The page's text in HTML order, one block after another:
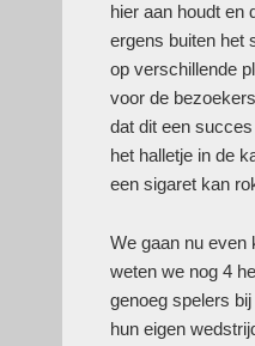
hier aan houdt en
ergens buiten het
op verschillende
voor de
dat dit een
het halletje in de
een sigaret kan
We gaan nu even
weten we nog 4
genoeg spelers
hun eigen